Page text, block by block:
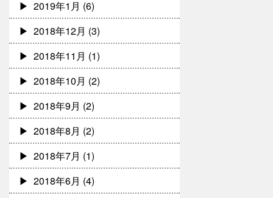
2019年1月 (6)
2018年12月 (3)
2018年11月 (1)
2018年10月 (2)
2018年9月 (2)
2018年8月 (2)
2018年7月 (1)
2018年6月 (4)